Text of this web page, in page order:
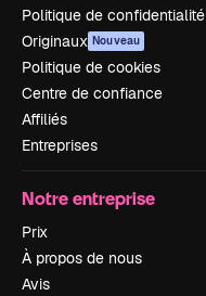
Politique de confidentialité
Originaux Nouveau
Politique de cookies
Centre de confiance
Affiliés
Entreprises
Notre entreprise
Prix
À propos de nous
Avis